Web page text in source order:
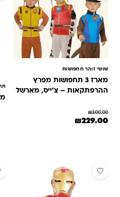
שושי זוהר תחפושות
מארז 3 תחפושות מפרץ
ההרפתקאות – צ'ייס, מארשל
₪300.00
המחיר המקורי היה: ₪300.00.
₪229.00 המחיר הנוכחי הוא: ₪229.00.